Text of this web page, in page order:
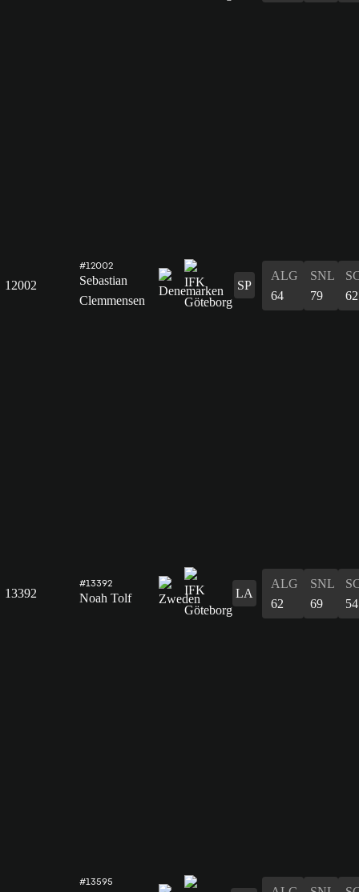
12002
#12002
Sebastian
Clemmensen
SP
ALG
64
SNL
79
62
13392
#13392
Noah Tolf LA
ALG
62
SNL
69
54
#13595